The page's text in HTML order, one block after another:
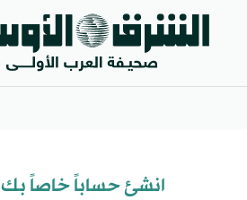
انشئ حساباً خاصاً بك​